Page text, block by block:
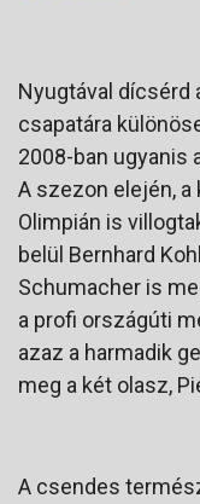
Nyugtával dícsérd
csapatára
2008-ban ugyanis
A szezon elején, a
Olimpián is
belül Bernhard
Schumacher is
a profi országúti
azaz a harmadik
meg a két olasz,
A csendes